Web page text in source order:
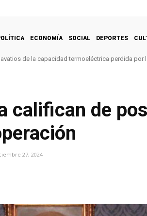
ECONOMÍA SOCIAL DEPORTES
de la capacidad termoeléctrica perdida por
califican de
27, 2024